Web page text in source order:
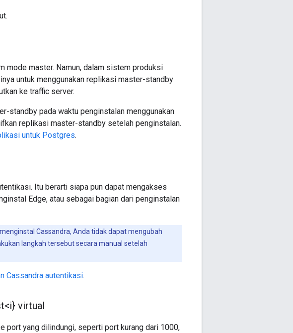
mode master. Namun, dalam sistem produksi
untuk menggunakan replikasi master-standby
ke traffic server.
standby pada waktu penginstalan menggunakan
replikasi master-standby setelah penginstalan.
untuk Postgres.
Itu berarti siapa pun dapat mengakses
Edge, atau sebagai bagian dari penginstalan
Cassandra, Anda tidak dapat mengubah
langkah tersebut secara manual setelah
Cassandra autentikasi.
virtual
port yang dilindungi, seperti port kurang dari 1000,